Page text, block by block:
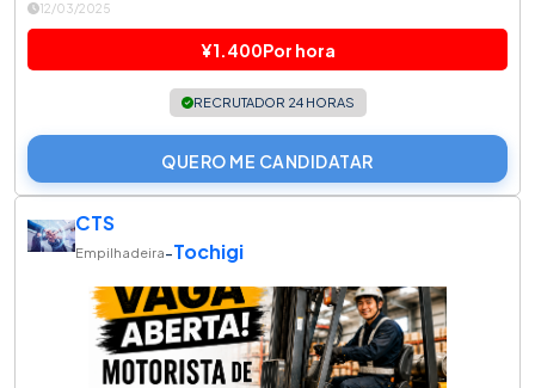
12/03/2025
¥1.400Por hora
RECRUTADOR 24 HORAS
QUERO ME CANDIDATAR
CTS
Empilhadeira-Tochigi